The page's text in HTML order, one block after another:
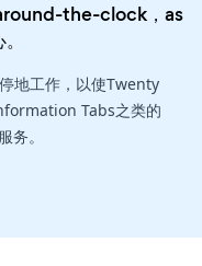
the-clock，as
。
地工作，以使Twenty
Tabs之类的
务。